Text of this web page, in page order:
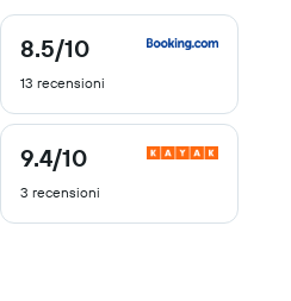
8.5/10
8.5
10
13 recensioni
9.4/10
9.4
10
3 recensioni